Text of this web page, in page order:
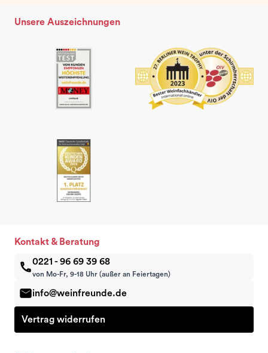
Unsere Auszeichnungen
Kontakt & Beratung
0221 - 96 69 39 68
von Mo-Fr, 9-18 Uhr (außer an Feiertagen)
info@weinfreunde.de
Vertrag widerrufen